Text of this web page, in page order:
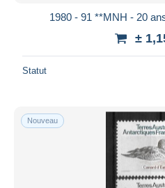
1980 - 91 **MNH - 20
±
Statut
Nouveau